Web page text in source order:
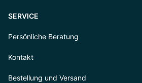
SERVICE
Persönliche Beratung
Kontakt
Bestellung und Versand